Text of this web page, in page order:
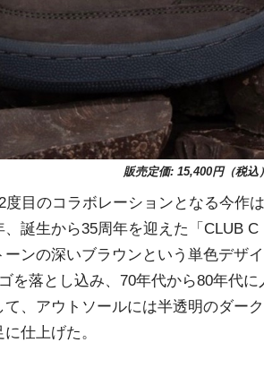
販売定価: 15,400円（税込）
2度目のコラボレーションとなる今作
、誕生から35周年を迎えた「CLUB
ーンの深いブラウンという単色デザ
を落とし込み、70年代から80年代
、アウトソールには半透明のダー
仕上げた。